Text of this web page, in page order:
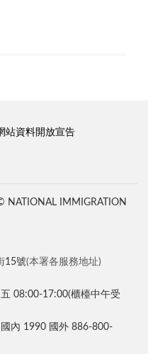
站資料開放宣告
NATIONAL IMMIGRATION
15號(本署各服務地址)
08:00-17:00(櫃檯中午受
內 1990 國外 886-800-